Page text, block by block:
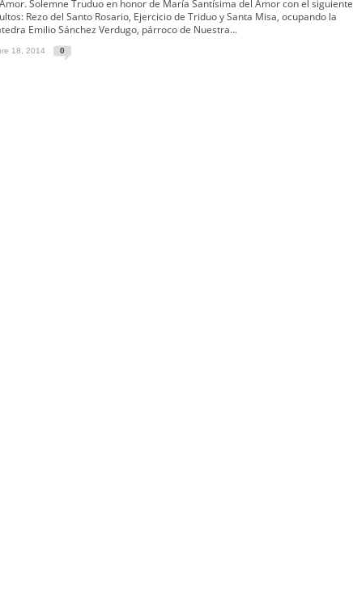
Besamanos en honor de María Santísima en su Soledad – San Lorenzo
de Instituto a la Virgen del Valle
en la Quinta Angustia
Solemne Truduo en honor de María Santísima del Amor con el siguiente
Rezo del Santo Rosario, Ejercicio de Triduo y Santa Misa, ocupando la
Emilio Sánchez Verdugo, párroco de Nuestra...
18, 2014 0